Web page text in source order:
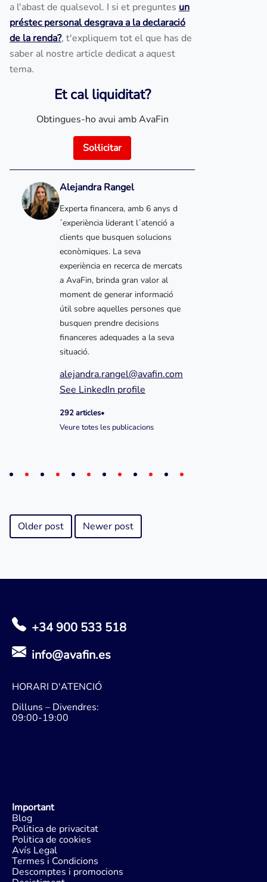
a l'abast de qualsevol. I si et preguntes un
préstec personal desgrava a la declaració
de la renda?, t'expliquem tot el que has de
saber al nostre article dedicat a aquest
tema.
Et cal liquiditat?
Obtingues-ho avui amb AvaFin
Sol·licitar
Alejandra Rangel
Experta financera, amb 6 anys d
´experiència liderant l´atenció a
clients que busquen solucions
econòmiques. La seva
experiència en recerca de mercats
a AvaFin, brinda gran valor al
moment de generar informació
útil sobre aquelles persones que
busquen prendre decisions
financeres adequades a la seva
situació.
alejandra.rangel@avafin.com
See LinkedIn profile
292 articles•
Veure totes les publicacions
Older post Newer post
+34 900 533 518
info@avafin.es
HORARI D'ATENCIÓ
Dilluns – Divendres:
09:00-19:00
Important
Blog
Politica de privacitat
Politica de cookies
Avís Legal
Termes i Condicions
Descomptes i promocions